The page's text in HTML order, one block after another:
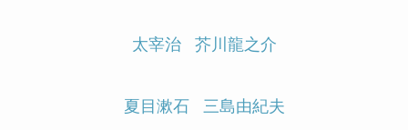
太宰治 芥川龍之介
夏目漱石 三島由紀夫